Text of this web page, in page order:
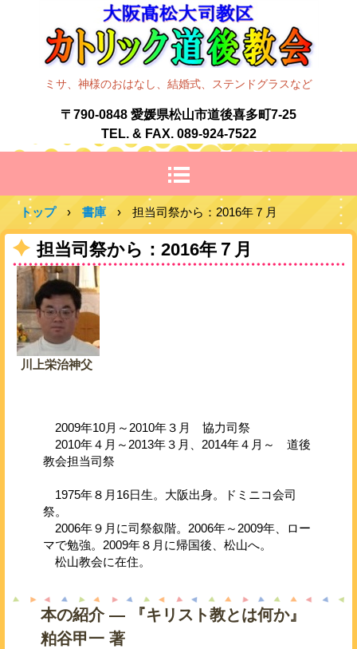
ミサ、神様のおはなし、結婚式、ステンドグラスなど
〒790-0848 愛媛県松山市道後喜多町7-25
TEL. & FAX. 089-924-7522
トップ › 書庫 › 担当司祭から：2016年７月
担当司祭から：2016年７月
川上栄治神父
2009年10月～2010年３月 協力司祭
2010年４月～2013年３月、2014年４月～ 道後
教会担当司祭
1975年８月16日生。大阪出身。ドミニコ会司
祭。
2006年９月に司祭叙階。2006年～2009年、ロー
マで勉強。2009年８月に帰国後、松山へ。
松山教会に在住。
本の紹介 ― 『キリスト教とは何か』
粕谷甲一 著